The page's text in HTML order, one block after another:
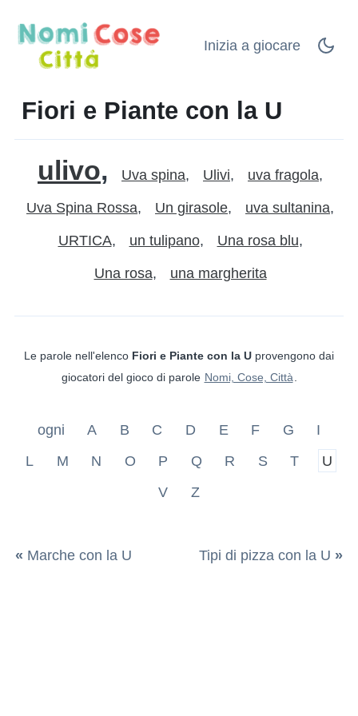
Inizia a giocare
Fiori e Piante con la U
ulivo Uva spina Ulivi uva fragola
Uva Spina Rossa Un girasole uva sultanina
URTICA un tulipano Una rosa blu
Una rosa una margherita
Le parole nell'elenco Fiori e Piante con la U provengono dai
giocatori del gioco di parole Nomi, Cose, Città
ogni A B C D E F G
I
L
M N O P Q R S T
U
V
Z
« Marche con la U Tipi di pizza con la U »